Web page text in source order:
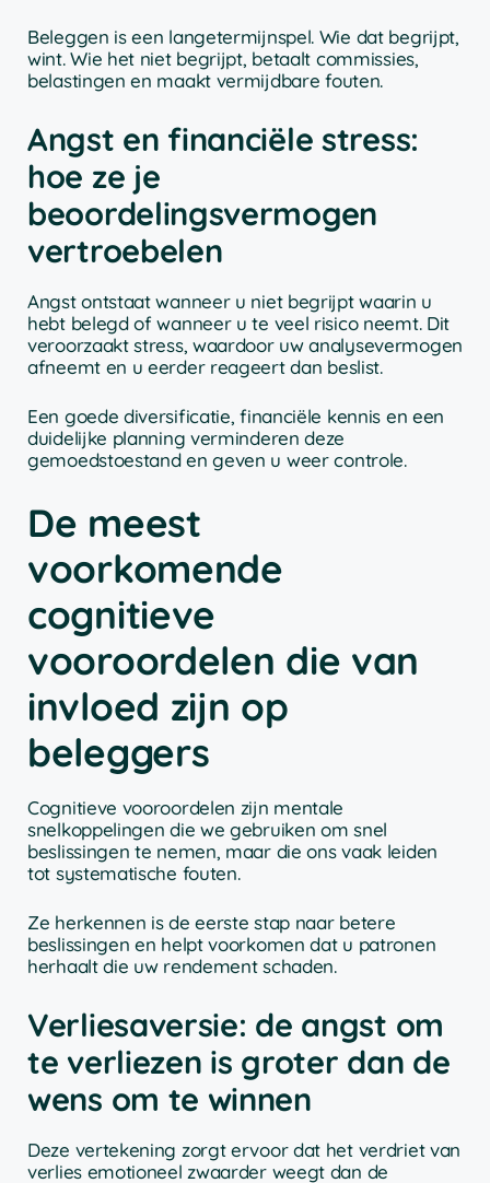
Beleggen is een langetermijnspel. Wie dat begrijpt,
wint. Wie het niet begrijpt, betaalt commissies,
belastingen en maakt vermijdbare fouten.
Angst en financiële stress:
hoe ze je
beoordelingsvermogen
vertroebelen
Angst ontstaat wanneer u niet begrijpt waarin u
hebt belegd of wanneer u te veel risico neemt. Dit
veroorzaakt stress, waardoor uw analysevermogen
afneemt en u eerder reageert dan beslist.
Een goede diversificatie, financiële kennis en een
duidelijke planning verminderen deze
gemoedstoestand en geven u weer controle.
De meest
voorkomende
cognitieve
vooroordelen die van
invloed zijn op
beleggers
Cognitieve vooroordelen zijn mentale
snelkoppelingen die we gebruiken om snel
beslissingen te nemen, maar die ons vaak leiden
tot systematische fouten.
Ze herkennen is de eerste stap naar betere
beslissingen en helpt voorkomen dat u patronen
herhaalt die uw rendement schaden.
Verliesaversie: de angst om
te verliezen is groter dan de
wens om te winnen
Deze vertekening zorgt ervoor dat het verdriet van
verlies emotioneel zwaarder weegt dan de